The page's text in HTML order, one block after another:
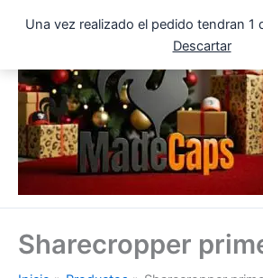
Una vez realizado el pedido tendran 1
Descartar
Sharecropper